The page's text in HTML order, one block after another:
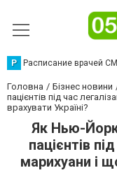
Р Расписание врачей
Головна Бізнес новини
пацієнтів під час
врахувати Україні?
Як Нью-Йорк
пацієнтів
марихуани і